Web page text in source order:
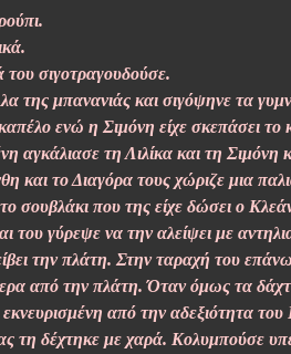
σιγοτραγουδούσε.
της μπανανιάς και σιγόψηνε τα
ενώ η Σιμόνη είχε σκεπάσει
αγκάλιασε τη Λιλίκα και τη
και το Διαγόρα τους χώριζε μια
το σουβλάκι που της είχε δώσει ο
του γύρεψε να την αλείψει με
την πλάτη. Στην ταραχή του
από την πλάτη. Όταν όμως τα
από την αδεξιότητα
τη δέχτηκε με χαρά. Κολυμπούσε